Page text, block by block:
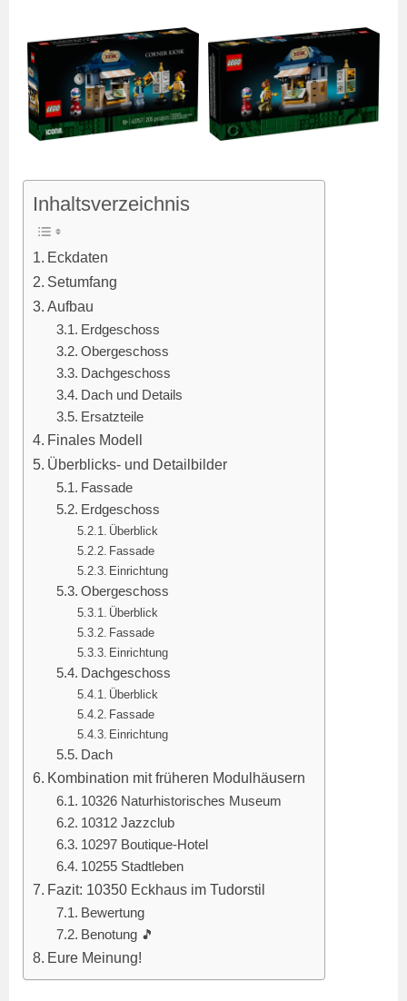
Inhaltsverzeichnis
Eckdaten
Setumfang
Aufbau
Erdgeschoss
Obergeschoss
Dachgeschoss
Dach und Details
Ersatzteile
Finales Modell
Überblicks- und Detailbilder
Fassade
Erdgeschoss
Überblick
Fassade
Einrichtung
Obergeschoss
Überblick
Fassade
Einrichtung
Dachgeschoss
Überblick
Fassade
Einrichtung
Dach
Kombination mit früheren Modulhäusern
10326 Naturhistorisches Museum
10312 Jazzclub
10297 Boutique-Hotel
10255 Stadtleben
Fazit: 10350 Eckhaus im Tudorstil
Bewertung
Benotung 🎵
Eure Meinung!